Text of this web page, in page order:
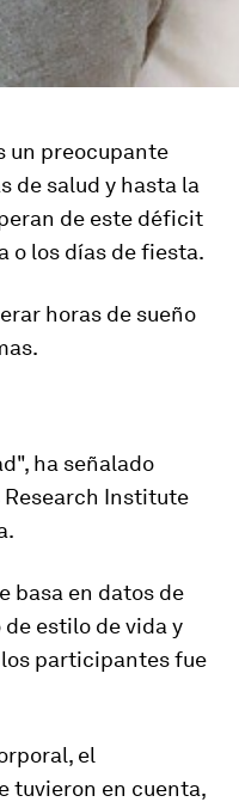
un preocupante
de salud y hasta la
de este déficit
o los días de fiesta.
horas de sueño
ha señalado
Institute
basa en datos de
estilo de vida y
los participantes fue
el
tuvieron en cuenta,